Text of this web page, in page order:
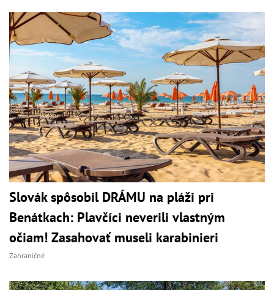
Slovák spôsobil DRÁMU na pláži pri
Benátkach: Plavčíci neverili vlastným
očiam! Zasahovať museli karabinieri
Zahraničné